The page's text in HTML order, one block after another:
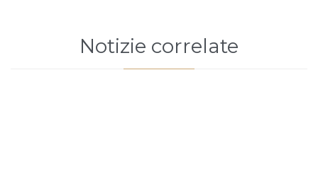
Notizie correlate